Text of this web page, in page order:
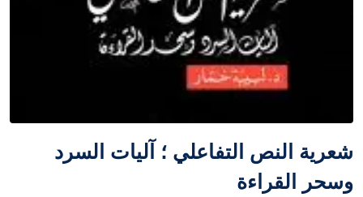
شعرية النص التفاعلي ؛ آليات السرد
وسحر القراءة